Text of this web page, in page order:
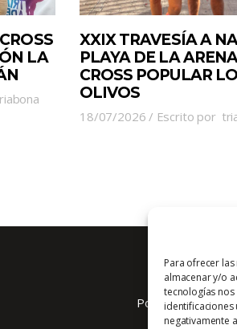
Para ofrecer
almacenar y/o
tecnologías
identificaciones
negativamente
LA
XXIX TRAVESÍA A
PLAYA DE LA
CROSS POPULAR
OLIVOS
18/07/2026 Escrito por
Política de cookies